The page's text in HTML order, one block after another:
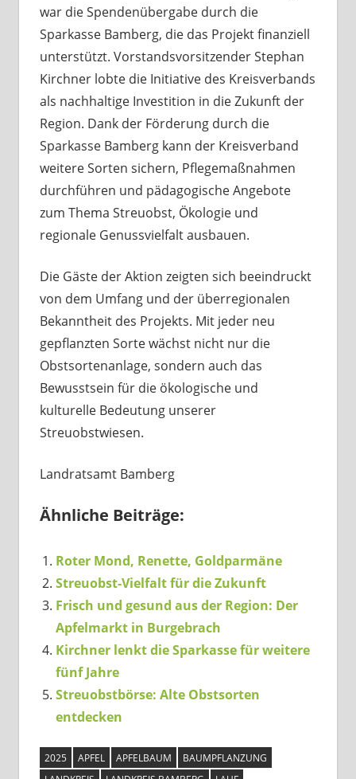
war die Spendenübergabe durch die
Sparkasse Bamberg, die das Projekt finanziell
unterstützt. Vorstandsvorsitzender Stephan
Kirchner lobte die Initiative des Kreisverbands
als nachhaltige Investition in die Zukunft der
Region. Dank der Förderung durch die
Sparkasse Bamberg kann der Kreisverband
weitere Sorten sichern, Pflegemaßnahmen
durchführen und pädagogische Angebote
zum Thema Streuobst, Ökologie und
regionale Genussvielfalt ausbauen.
Die Gäste der Aktion zeigten sich beeindruckt
von dem Umfang und der überregionalen
Bekanntheit des Projekts. Mit jeder neu
gepflanzten Sorte wächst nicht nur die
Obstsortenanlage, sondern auch das
Bewusstsein für die ökologische und
kulturelle Bedeutung unserer
Streuobstwiesen.
Landratsamt Bamberg
Ähnliche Beiträge:
Roter Mond, Renette, Goldparmäne
Streuobst-Vielfalt für die Zukunft
Frisch und gesund aus der Region: Der
Apfelmarkt in Burgebrach
Kirchner lenkt die Sparkasse für weitere
fünf Jahre
Streuobstbörse: Alte Obstsorten
entdecken
2025 APFEL APFELBAUM
BAUMPFLANZUNG